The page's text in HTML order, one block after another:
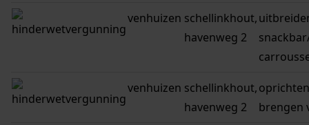
venhuizen schellinkhout,
havenweg 2
venhuizen schellinkhout,
havenweg 2
brengen